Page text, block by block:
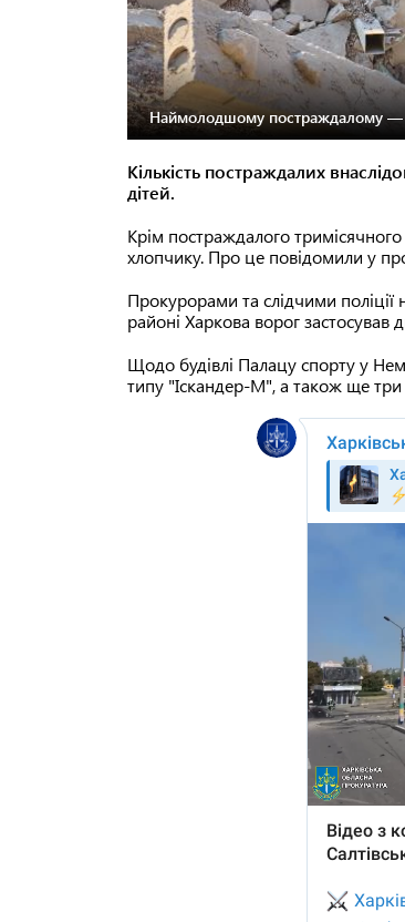
Наймолодшому постраждалому —
Кількість постраждалих
дітей.
Крім постраждалого
хлопчику. Про це повідомили у
Прокурорами та слідчими
районі Харкова ворог застосував
Щодо будівлі Палацу спорту у
типу "Іскандер-М", а також ще три